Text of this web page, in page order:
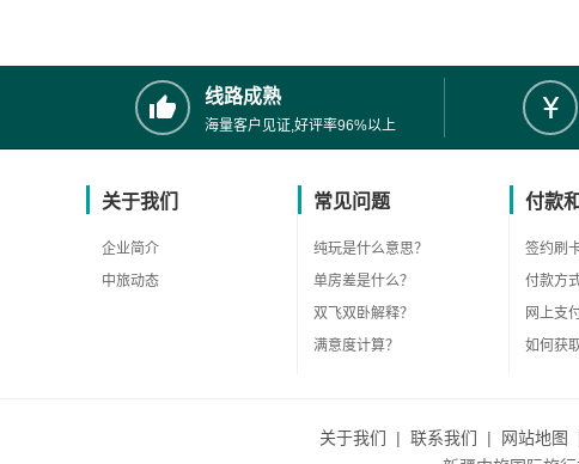
线路成熟
海量客户见证,好评率96%以上
关于我们
企业简介
中旅动态
常见问题
纯玩是什么意思？
单房差是什么？
双飞双卧解释？
满意度计算？
付款
签约刷
付款方
网上支
如何获
关于我们 | 联系我们 | 网站地图